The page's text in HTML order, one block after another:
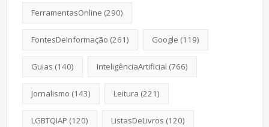
FerramentasOnline (290)
FontesDeInformação (261) Google (119)
Guias (140) InteligênciaArtificial (766)
Jornalismo (143) Leitura (221)
LGBTQIAP (120) ListasDeLivros (120)